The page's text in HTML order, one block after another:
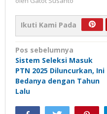
Ikuti Kami Pada
Navigasi
pos
Pos sebelumnya
Sistem Seleksi Masuk
PTN 2025 Diluncurkan, Ini
Bedanya dengan Tahun
Lalu